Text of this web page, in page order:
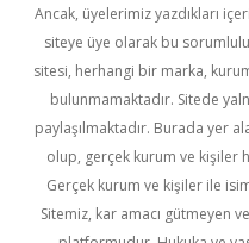
Ancak, üyelerimiz yazdıkları
siteye üye olarak bu
sitesi, herhangi bir marka,
bulunmamaktadır. Sitede
paylaşılmaktadır. Burada yer
olup, gerçek kurum ve kişiler
Gerçek kurum ve kişiler ile
Sitemiz, kar amacı gütmeyen